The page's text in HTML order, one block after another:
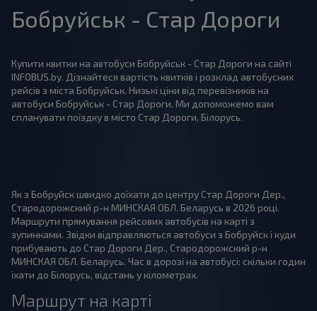
Бобруйськ - Стар Дороги
Купити квитки на автобуси Бобруйськ - Стар Дороги на сайті
INFOBUS.by. Дізнайтеся вартість квитків і розклад автобусних
рейсів з міста Бобруйськ. Низькі ціни від перевізників на
автобуси Бобруйськ - Стар Дороги. Ми допоможемо вам
спланувати поїздку в місто Стар Дороги, Білорусь.
Як з Бобруйск швидко доїхати до центру Стар Дороги Дер.,
Стародорожский р-н МИНСКАЯ ОБЛ. Беларусь в 2026 році.
Маршрути прямування рейсових автобусів на карті з
зупинками. Звідки відправляються автобуси з Бобруйск і куди
прибувають до Стар Дороги Дер., Стародорожский р-н
МИНСКАЯ ОБЛ. Беларусь. Час в дорозі на автобусі: скільки годин
їхати до Білорусь, відстань у кілометрах.
Маршрут на карті